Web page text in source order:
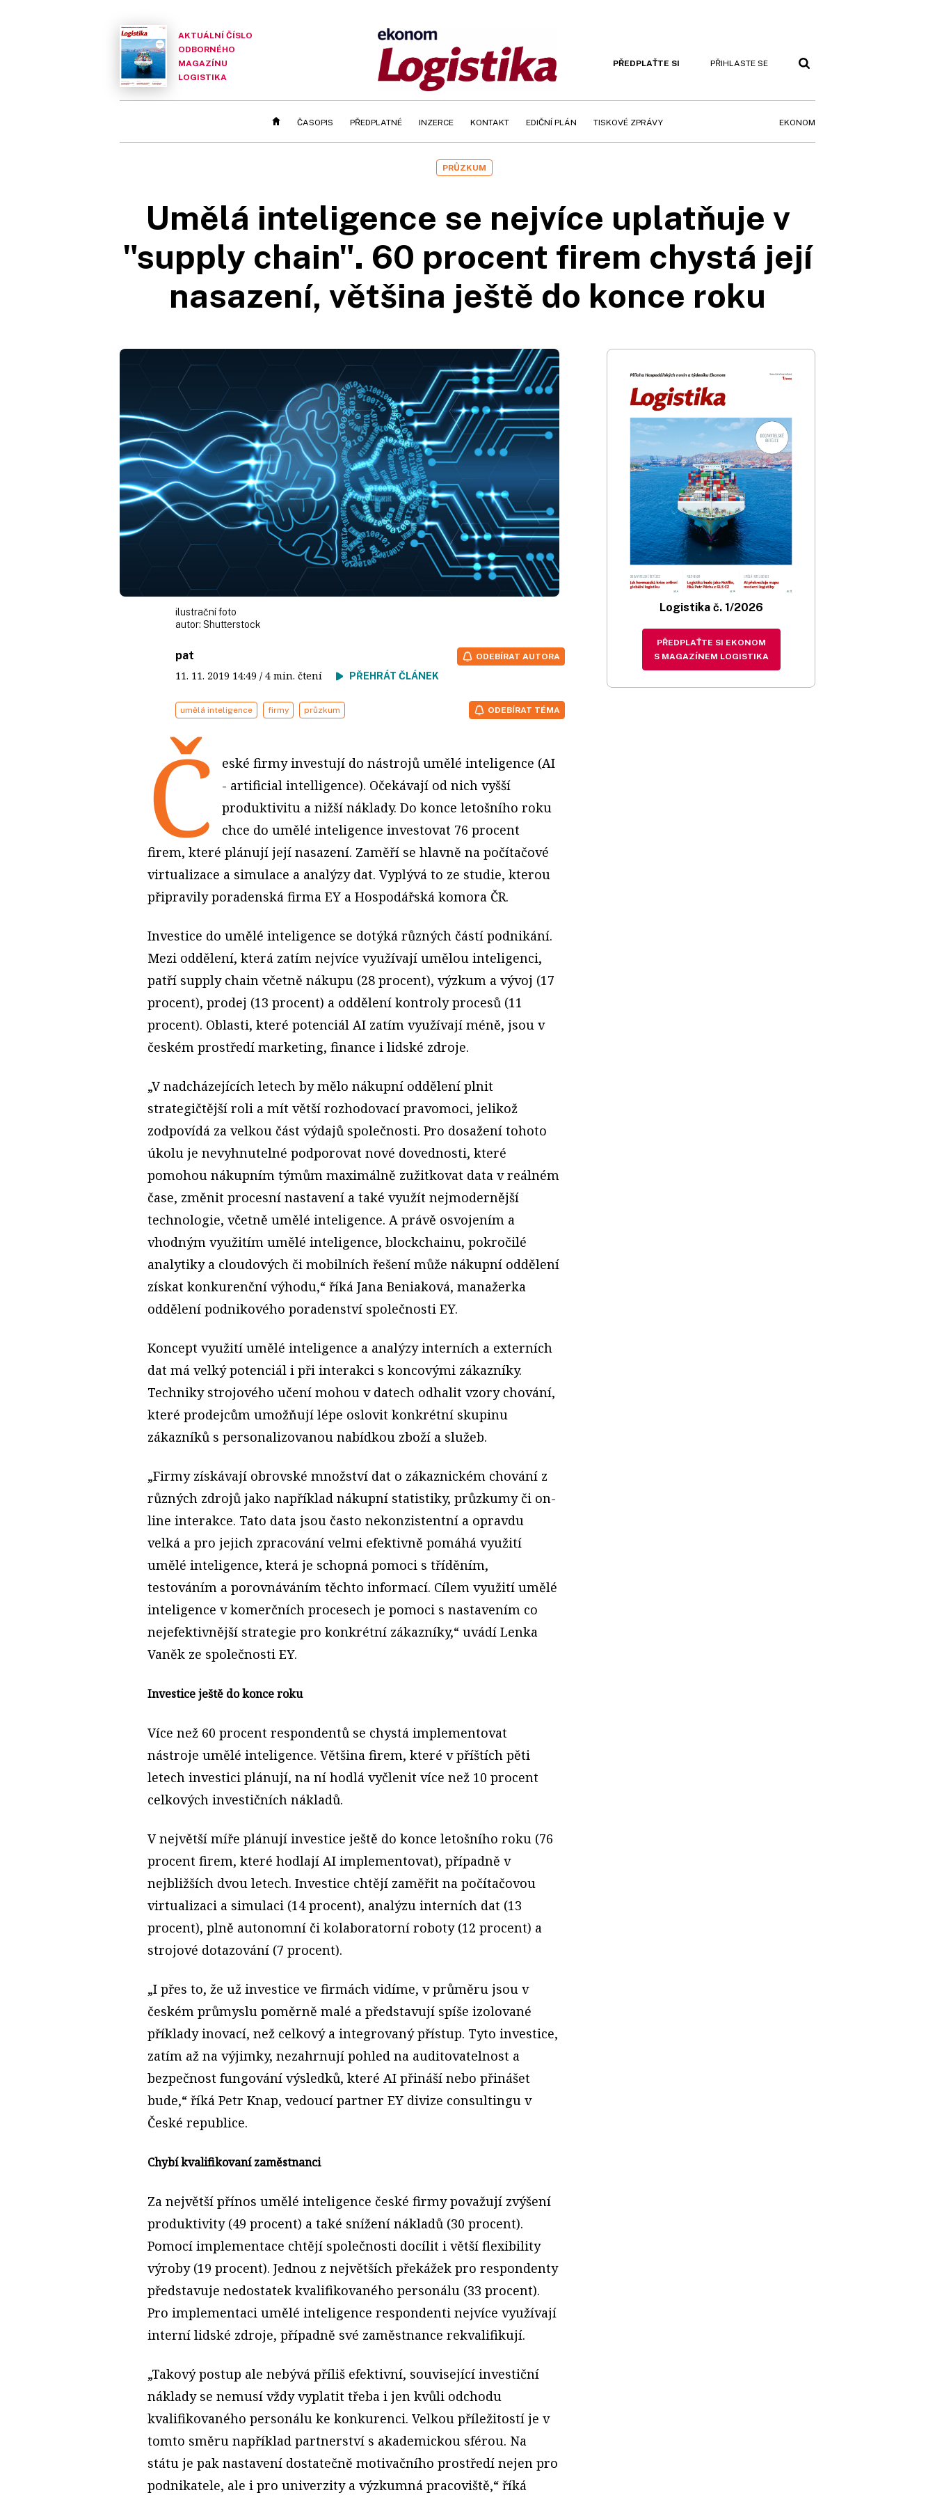
AKTUÁLNÍ ČÍSLO
ODBORNÉHO
MAGAZÍNU
LOGISTIKA
PŘEDPLAŤTE SI PŘIHLASTE SE
ČASOPIS PŘEDPLATNÉ INZERCE KONTAKT EDIČNÍ PLÁN TISKOVÉ ZPRÁVY EKONOM
PRŮZKUM
Umělá inteligence se nejvíce uplatňuje v
"supply chain". 60 procent firem chystá její
nasazení, většina ještě do konce roku
ilustrační foto
autor: Shutterstock
pat
11. 11. 2019 14:49 / 4 min. čtení PŘEHRÁT ČLÁNEK
ODEBÍRAT AUTORA
umělá inteligence firmy průzkum ODEBÍRAT TÉMA
Č
eské firmy investují do nástrojů umělé inteligence (AI
- artificial intelligence). Očekávají od nich vyšší
produktivitu a nižší náklady. Do konce letošního roku
chce do umělé inteligence investovat 76 procent
firem, které plánují její nasazení. Zaměří se hlavně na počítačové
virtualizace a simulace a analýzy dat. Vyplývá to ze studie, kterou
připravily poradenská firma EY a Hospodářská komora ČR.
Investice do umělé inteligence se dotýká různých částí podnikání.
Mezi oddělení, která zatím nejvíce využívají umělou inteligenci,
patří supply chain včetně nákupu (28 procent), výzkum a vývoj (17
procent), prodej (13 procent) a oddělení kontroly procesů (11
procent). Oblasti, které potenciál AI zatím využívají méně, jsou v
českém prostředí marketing, finance i lidské zdroje.
„V nadcházejících letech by mělo nákupní oddělení plnit
strategičtější roli a mít větší rozhodovací pravomoci, jelikož
zodpovídá za velkou část výdajů společnosti. Pro dosažení tohoto
úkolu je nevyhnutelné podporovat nové dovednosti, které
pomohou nákupním týmům maximálně zužitkovat data v reálném
čase, změnit procesní nastavení a také využít nejmodernější
technologie, včetně umělé inteligence. A právě osvojením a
vhodným využitím umělé inteligence, blockchainu, pokročilé
analytiky a cloudových či mobilních řešení může nákupní oddělení
získat konkurenční výhodu,“ říká Jana Beniaková, manažerka
oddělení podnikového poradenství společnosti EY.
Koncept využití umělé inteligence a analýzy interních a externích
dat má velký potenciál i při interakci s koncovými zákazníky.
Techniky strojového učení mohou v datech odhalit vzory chování,
které prodejcům umožňují lépe oslovit konkrétní skupinu
zákazníků s personalizovanou nabídkou zboží a služeb.
„Firmy získávají obrovské množství dat o zákaznickém chování z
různých zdrojů jako například nákupní statistiky, průzkumy či on-
line interakce. Tato data jsou často nekonzistentní a opravdu
velká a pro jejich zpracování velmi efektivně pomáhá využití
umělé inteligence, která je schopná pomoci s tříděním,
testováním a porovnáváním těchto informací. Cílem využití umělé
inteligence v komerčních procesech je pomoci s nastavením co
nejefektivnější strategie pro konkrétní zákazníky,“ uvádí Lenka
Vaněk ze společnosti EY.
Investice ještě do konce roku
Více než 60 procent respondentů se chystá implementovat
nástroje umělé inteligence. Většina firem, které v příštích pěti
letech investici plánují, na ní hodlá vyčlenit více než 10 procent
celkových investičních nákladů.
V největší míře plánují investice ještě do konce letošního roku (76
procent firem, které hodlají AI implementovat), případně v
nejbližších dvou letech. Investice chtějí zaměřit na počítačovou
virtualizaci a simulaci (14 procent), analýzu interních dat (13
procent), plně autonomní či kolaboratorní roboty (12 procent) a
strojové dotazování (7 procent).
„I přes to, že už investice ve firmách vidíme, v průměru jsou v
českém průmyslu poměrně malé a představují spíše izolované
příklady inovací, než celkový a integrovaný přístup. Tyto investice,
zatím až na výjimky, nezahrnují pohled na auditovatelnost a
bezpečnost fungování výsledků, které AI přináší nebo přinášet
bude,“ říká Petr Knap, vedoucí partner EY divize consultingu v
České republice.
Chybí kvalifikovaní zaměstnanci
Za největší přínos umělé inteligence české firmy považují zvýšení
produktivity (49 procent) a také snížení nákladů (30 procent).
Pomocí implementace chtějí společnosti docílit i větší flexibility
výroby (19 procent). Jednou z největších překážek pro respondenty
představuje nedostatek kvalifikovaného personálu (33 procent).
Pro implementaci umělé inteligence respondenti nejvíce využívají
interní lidské zdroje, případně své zaměstnance rekvalifikují.
„Takový postup ale nebývá příliš efektivní, související investiční
náklady se nemusí vždy vyplatit třeba i jen kvůli odchodu
kvalifikovaného personálu ke konkurenci. Velkou příležitostí je v
tomto směru například partnerství s akademickou sférou. Na
státu je pak nastavení dostatečně motivačního prostředí nejen pro
podnikatele, ale i pro univerzity a výzkumná pracoviště,“ říká
Logistika č. 1/2026
PŘEDPLAŤTE SI EKONOM
S MAGAZÍNEM LOGISTIKA